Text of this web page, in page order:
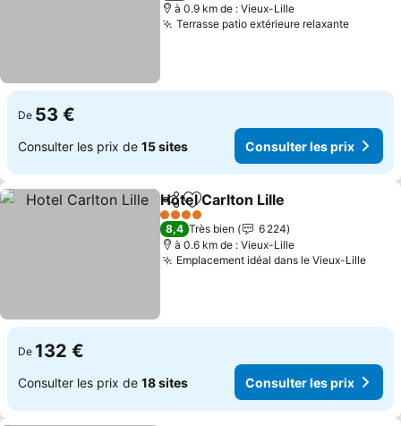
à 0.9 km de : Vieux-Lille
Terrasse patio extérieure relaxante
De 53 €
Consulter les prix de 15 sites Consulter les prix
PartagerAjouter à mes favoris
Hotel Carlton Lille
4 Étoiles
8,4 Très bien
6 224
à 0.6 km de : Vieux-Lille
Emplacement idéal dans le Vieux-Lille
De 132 €
Consulter les prix de 18 sites Consulter les prix